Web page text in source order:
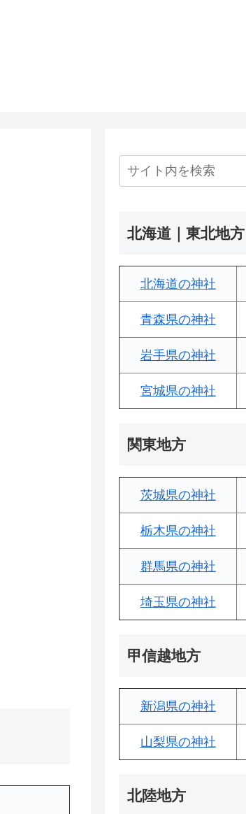
北海道｜東北地方
北海道の神社
青森県の神社
岩手県の神社
宮城県の神社
関東地方
茨城県の神社
栃木県の神社
群馬県の神社
埼玉県の神社
甲信越地方
新潟県の神社
山梨県の神社
北陸地方